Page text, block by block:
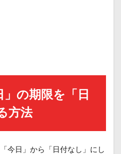
の期限を「日
方法
今日」から「日付なし」にし